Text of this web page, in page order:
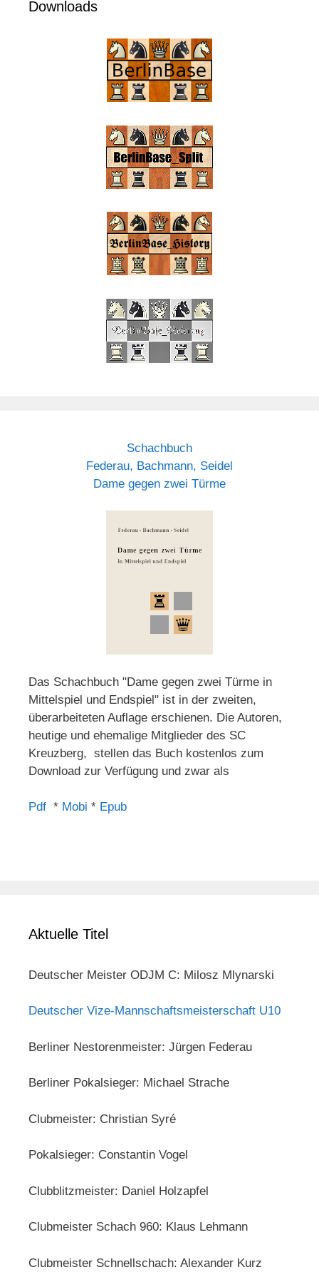
Downloads
Schachbuch
Federau, Bachmann, Seidel
Dame gegen zwei Türme
Das Schachbuch "Dame gegen zwei Türme in
Mittelspiel und Endspiel" ist in der zweiten,
überarbeiteten Auflage erschienen. Die Autoren,
heutige und ehemalige Mitglieder des SC
Kreuzberg, stellen das Buch kostenlos zum
Download zur Verfügung und zwar als
Pdf * Mobi * Epub
Aktuelle Titel
Deutscher Meister ODJM C: Milosz Mlynarski
Deutscher Vize-Mannschaftsmeisterschaft U10
Berliner Nestorenmeister: Jürgen Federau
Berliner Pokalsieger: Michael Strache
Clubmeister: Christian Syré
Pokalsieger: Constantin Vogel
Clubblitzmeister: Daniel Holzapfel
Clubmeister Schach 960: Klaus Lehmann
Clubmeister Schnellschach: Alexander Kurz